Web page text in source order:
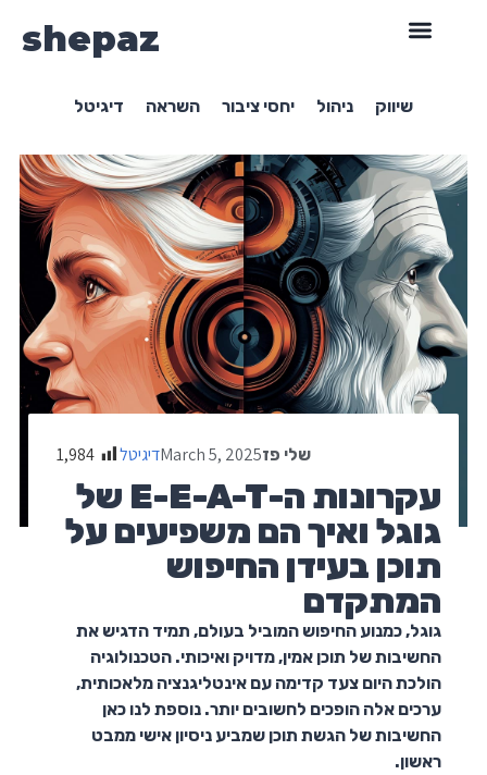
shepaz
דיגיטל השראה יחסי ציבור ניהול שיווק
1,984 דיגיטלMarch 5, 2025שלי פז
עקרונות ה-E-E-A-T של
גוגל ואיך הם משפיעים על
תוכן בעידן החיפוש
המתקדם
גוגל, כמנוע החיפוש המוביל בעולם, תמיד הדגיש את
החשיבות של תוכן אמין, מדויק ואיכותי. הטכנולוגיה
הולכת היום צעד קדימה עם אינטליגנציה מלאכותית,
ערכים אלה הופכים לחשובים יותר. נוספת לנו כאן
החשיבות של הגשת תוכן שמביע ניסיון אישי ממבט
ראשון.